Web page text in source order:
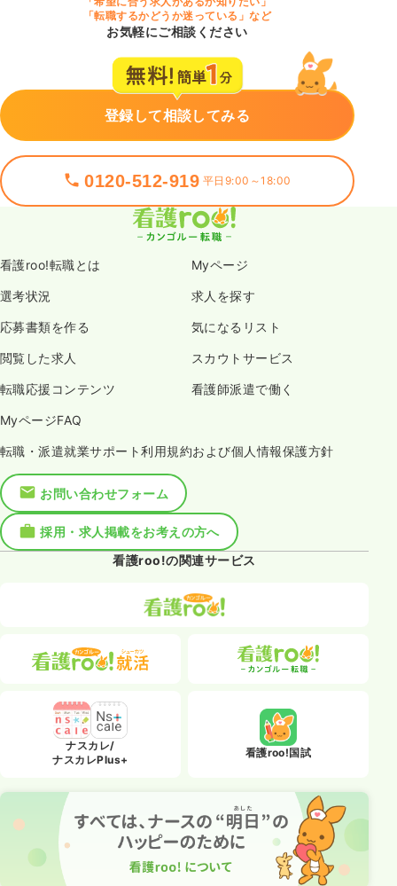
「転職するかどうか迷っている」など
お気軽にご相談ください
登録して相談してみる
0120-512-919 平日9:00～18:00
看護roo!転職とは Myページ
選考状況 求人を探す
応募書類を作る 気になるリスト
閲覧した求人 スカウトサービス
転職応援コンテンツ 看護師派遣で働く
MyページFAQ
転職・派遣就業サポート利用規約および個人情報保護方針
お問い合わせフォーム
採用・求人掲載をお考えの方へ
看護roo!の関連サービス
ナスカレ/
ナスカレPlus+
看護roo!国試